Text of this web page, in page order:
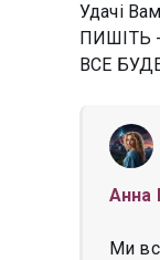
Удачі
ПИШІТЬ
ВСЕ
Анна
Ми